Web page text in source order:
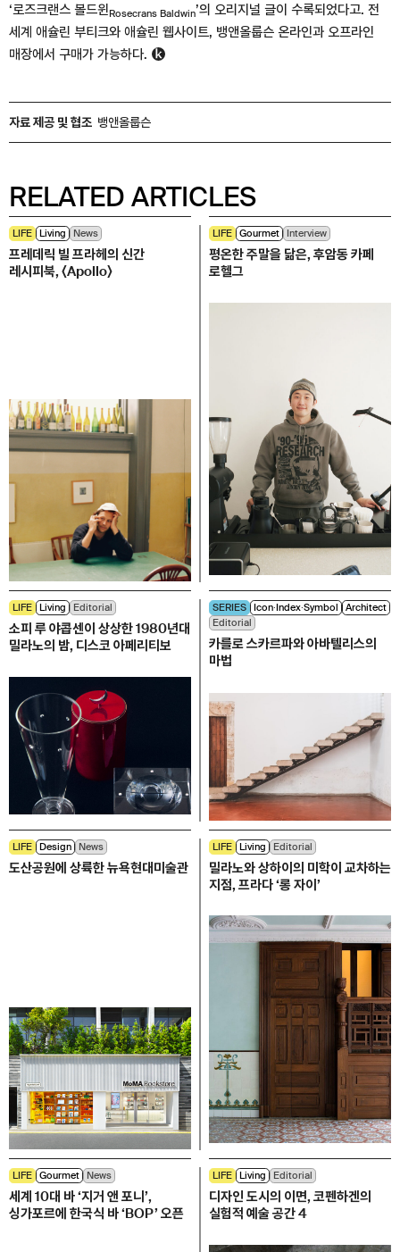
자료 제공 및 협조 뱅앤올룹슨
‘로즈크랜스 볼드윈Rosecrans Baldwin’의 오리지널 글이 수록되었다고. 전
세계 애슐린 부티크와 애슐린 웹사이트, 뱅앤올룹슨 온라인과 오프라인
매장에서 구매가 가능하다.
RELATED ARTICLES
LIFE Living News
프레데릭 빌 프라헤의 신간
레시피북, 〈Apollo〉
LIFE Gourmet Interview
평온한 주말을 닮은, 후암동 카페
로헬그
LIFE Living Editorial
소피 루 야콥센이 상상한 1980년대
밀라노의 밤, 디스코 아페리티보
SERIES Icon∙Index∙Symbol
Architect
Editorial
카를로 스카르파와 아바텔리스의
마법
LIFE Design News
도산공원에 상륙한 뉴욕현대미술관
LIFE Living Editorial
밀라노와 상하이의 미학이 교차하는
지점, 프라다 ‘롱 자이’
LIFE Gourmet News
세계 10대 바 ‘지거 앤 포니’,
싱가포르에 한국식 바 ‘BOP’ 오픈
LIFE Living Editorial
디자인 도시의 이면, 코펜하겐의
실험적 예술 공간 4